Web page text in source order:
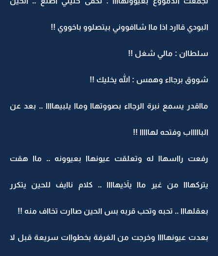
البودي قاارد اذا ماا شاافووني بيتصلوو باخووي !!
سلطاان : مالي شغل !!
شووق برجااء وهمس : الله يخليك !!
مااقدر يسمع نبرة الرجااء بصووتهاا وماا يلبيهاااا .. بعد عن
الباااااب وفتحه لهااااا !!
رفعت رااسهاا له وتعلقت عيونهاا بعيوونه .. ماا هقت
يتركهااا من غير ماا يآذيهاااا .. كلام ناايف للحين يتكرر
بعقلهااا .. تحبه وتحب قربه بس الحين صاارت تخااف منه !!
بعدت عيونهاااا وخرجت من الغرفة بخطواات سريعة قبل لا